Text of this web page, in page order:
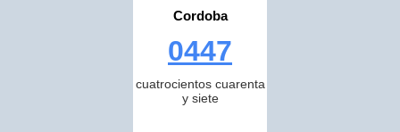
Cordoba
0447
cuatrocientos cuarenta
y siete